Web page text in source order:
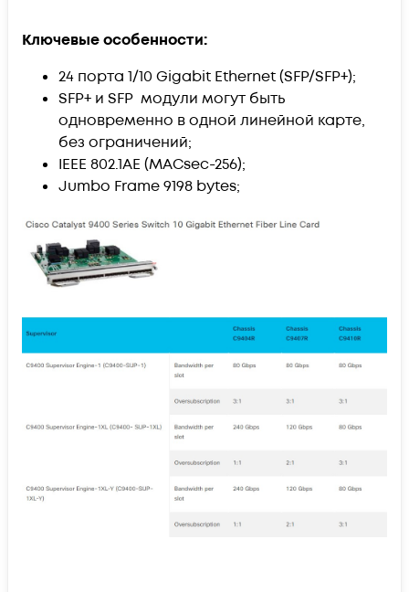
Ключевые особенности:
24 порта 1/10 Gigabit Ethernet (SFP/SFP+);
SFP+ и SFP модули могут быть
одновременно в одной линейной карте,
без ограничений;
IEEE 802.1AE (MACsec-256);
Jumbo Frame 9198 bytes;